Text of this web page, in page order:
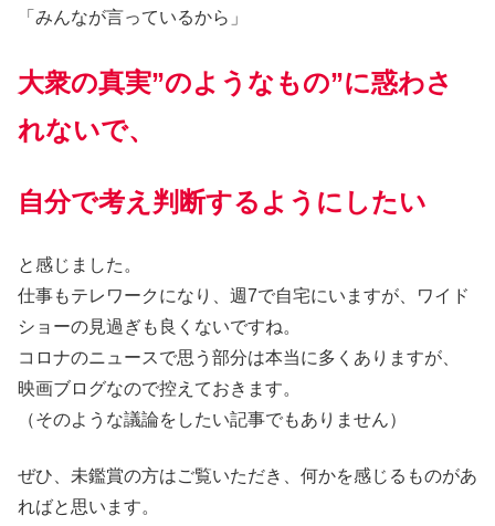
「みんなが言っているから」
大衆の真実”のようなもの”に惑わさ
れないで、
自分で考え判断するようにしたい
と感じました。
仕事もテレワークになり、週7で自宅にいますが、ワイド
ショーの見過ぎも良くないですね。
コロナのニュースで思う部分は本当に多くありますが、
映画ブログなので控えておきます。
（そのような議論をしたい記事でもありません）
ぜひ、未鑑賞の方はご覧いただき、何かを感じるものがあ
ればと思います。